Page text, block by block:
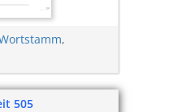
,
505